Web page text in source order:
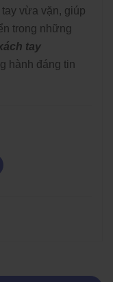
vừa vặn, giúp
trong những
tay
hành đáng tin